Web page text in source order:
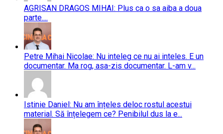
AGRISAN DRAGOS MIHAI: Plus ca o sa aiba a doua
parte....
Petre Mihai Nicolae: Nu inteleg ce nu ai inteles. E un
documentar. Ma rog, asa-zis documentar. L-am v...
Istinie Daniel: Nu am înțeles deloc rostul acestui
material. Să înțelegem ce? Penibilul dus la e...